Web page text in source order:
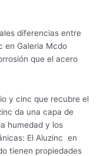
diferencias entre
en Galeria Mcdo
que el acero
y cinc que recubre el
da una capa de
humedad y los
El Aluzinc en
tienen propiedades